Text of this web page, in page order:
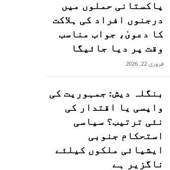
پاکستانی حملوں میں
درجنوں افراد کی ہلاکت
کا دعویٰ، جواب مناسب
وقت پر دیا جائیگا
فروری 22, 2026
بنگلہ دیش: جمہوریت کی
واپسی یا اقتدار کی
نئی ترتیب؟ سیاسی
استحکام جنوبی
ایشیائی ملکوں کیلئے
ناگزیر ہے